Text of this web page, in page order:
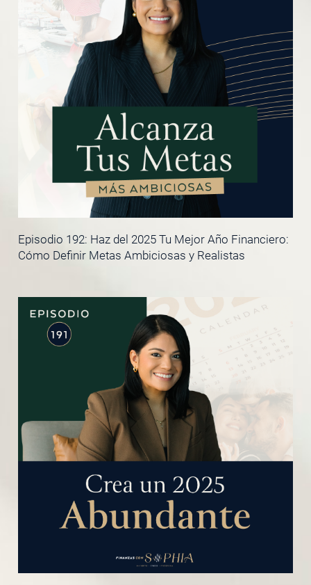
Episodio 192: Haz del 2025 Tu Mejor Año Financiero:
Cómo Definir Metas Ambiciosas y Realistas